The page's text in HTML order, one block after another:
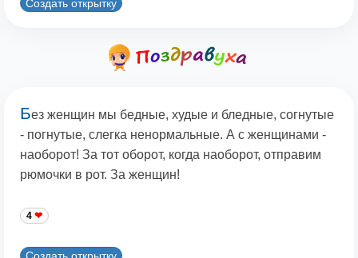
Создать открытку
Без женщин мы бедные, худые и бледные, согнутые
- погнутые, слегка ненормальные. А с женщинами -
наоборот! За тот оборот, когда наоборот, отправим
рюмочки в рот. За женщин!
4
Создать открытку